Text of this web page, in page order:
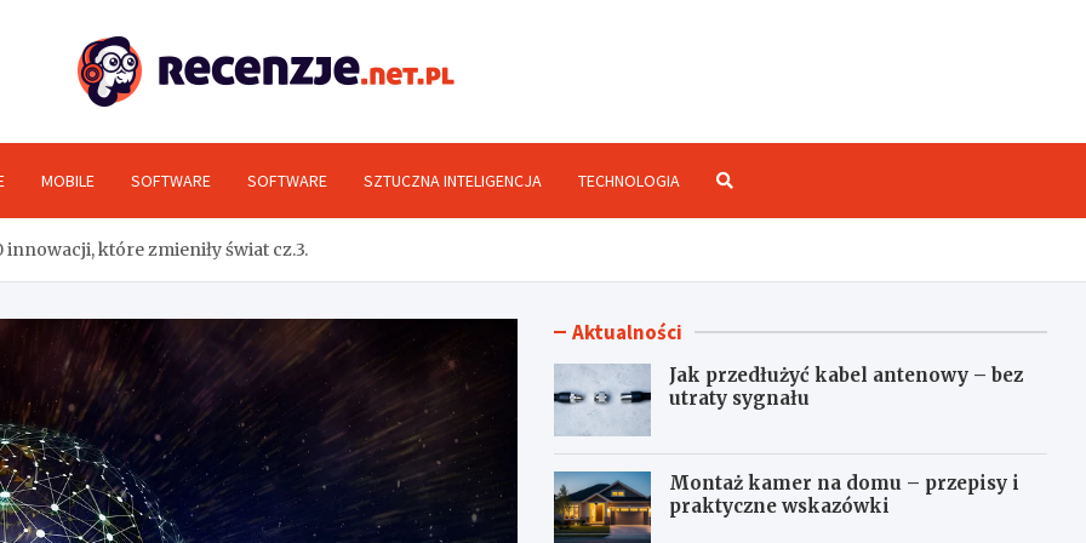
MOBILE SOFTWARE SOFTWARE SZTUCZNA INTELIGENCJA TECHNOLOGIA
które zmieniły świat cz.3.
Aktualności
Jak przedłużyć kabel antenowy – bez
utraty sygnału
Montaż kamer na domu – przepisy i
praktyczne wskazówki